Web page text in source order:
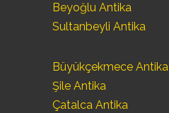
Beyoğlu Antika
Sultanbeyli Antika
Büyükçekmece Antika
Şile Antika
Çatalca Antika